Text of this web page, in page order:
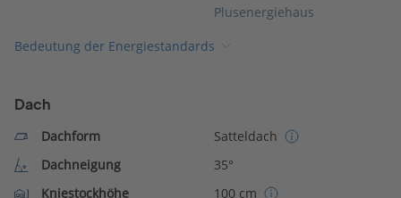
Plusenergiehaus
Bedeutung der Energiestandards
Dach
Dachform
Satteldach
Dachneigung
35°
Kniestockhöhe
100 cm